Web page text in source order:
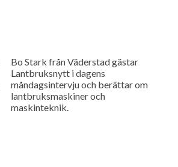
Bo Stark från Väderstad gästar
Lantbruksnytt i dagens
måndagsintervju och berättar om
lantbruksmaskiner och
maskinteknik.